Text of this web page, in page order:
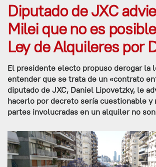
Diputado de JXC
Milei que no es
Ley de Alquileres por
El presidente electo propuso derogar la
entender que se trata de un «contrato
diputado de JXC, Daniel Lipovetzky, le
hacerlo por decreto sería cuestionable y
partes involucradas en un alquiler no